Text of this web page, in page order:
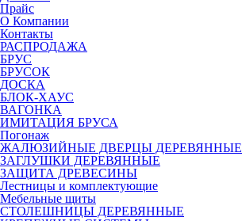
Прайс
О Компании
Контакты
РАСПРОДАЖА
БРУС
БРУСОК
ДОСКА
БЛОК-ХАУС
ВАГОНКА
ИМИТАЦИЯ БРУСА
Погонаж
ЖАЛЮЗИЙНЫЕ ДВЕРЦЫ ДЕРЕВЯННЫЕ
ЗАГЛУШКИ ДЕРЕВЯННЫЕ
ЗАЩИТА ДРЕВЕСИНЫ
Лестницы и комплектующие
Мебельные щиты
СТОЛЕШНИЦЫ ДЕРЕВЯННЫЕ